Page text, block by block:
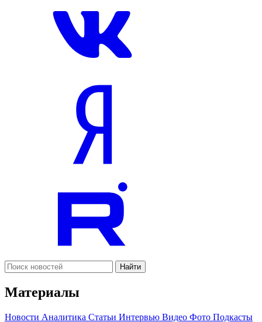
Найти
Материалы
Новости Аналитика Статьи Интервью Видео Фото Подкасты